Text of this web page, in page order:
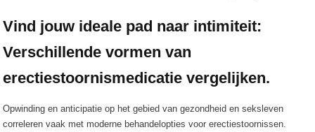
Vind jouw ideale pad naar intimiteit:
Verschillende vormen van
erectiestoornismedicatie vergelijken.
Opwinding en anticipatie op het gebied van gezondheid en seksleven
correleren vaak met moderne behandelopties voor erectiestoornissen.